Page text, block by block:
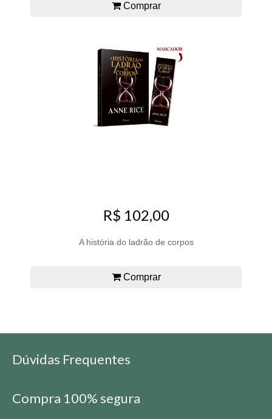
Comprar
R$ 102,00
A história do ladrão de corpos
Comprar
Dúvidas Frequentes
Compra 100% segura